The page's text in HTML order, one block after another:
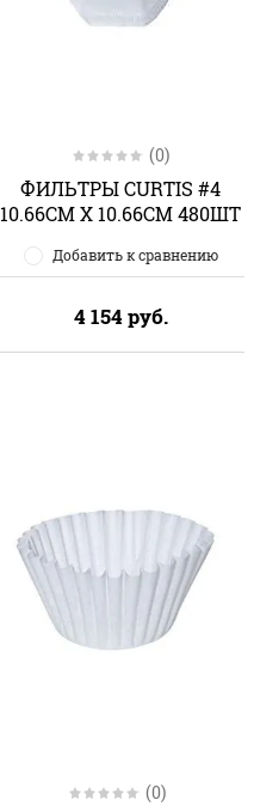
(0)
ФИЛЬТРЫ CURTIS #4
10.66CM X 10.66CM 480ШТ
Добавить к сравнению
4 154руб.
(0)